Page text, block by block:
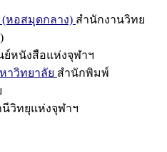
หอสมุดกลาง) สำนักงานวิทย
ย์หนังสือแห่งจุฬาฯ
าวิทยาลัย สำนักพิมพ์
นีวิทยุแห่งจุฬาฯ